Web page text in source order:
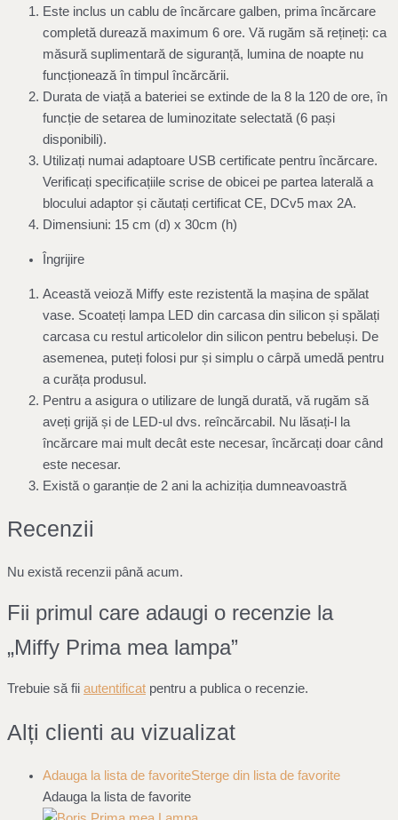
Este inclus un cablu de încărcare galben, prima încărcare
completă durează maximum 6 ore. Vă rugăm să rețineți: ca
măsură suplimentară de siguranță, lumina de noapte nu
funcționează în timpul încărcării.
Durata de viață a bateriei se extinde de la 8 la 120 de ore, în
funcție de setarea de luminozitate selectată (6 pași
disponibili).
Utilizați numai adaptoare USB certificate pentru încărcare.
Verificați specificațiile scrise de obicei pe partea laterală a
blocului adaptor și căutați certificat CE, DCv5 max 2A.
Dimensiuni: 15 cm (d) x 30cm (h)
Îngrijire
Această veioză Miffy este rezistentă la mașina de spălat
vase. Scoateți lampa LED din carcasa din silicon și spălați
carcasa cu restul articolelor din silicon pentru bebeluși. De
asemenea, puteți folosi pur și simplu o cârpă umedă pentru
a curăța produsul.
Pentru a asigura o utilizare de lungă durată, vă rugăm să
aveți grijă și de LED-ul dvs. reîncărcabil. Nu lăsați-l la
încărcare mai mult decât este necesar, încărcați doar când
este necesar.
Există o garanție de 2 ani la achiziția dumneavoastră
Recenzii
Nu există recenzii până acum.
Fii primul care adaugi o recenzie la
„Miffy Prima mea lampa”
Trebuie să fii autentificat pentru a publica o recenzie.
Alți clienti au vizualizat
Adauga la lista de favoriteSterge din lista de favorite
Adauga la lista de favorite